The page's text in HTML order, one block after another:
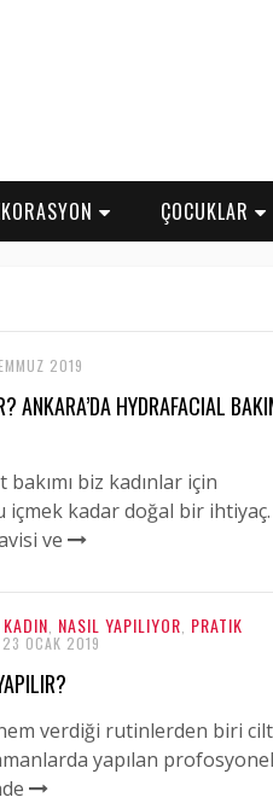
ÇOCUKLAR
2019
ANKARA’DA HYDRAFACIAL
biz kadınlar için
içmek kadar doğal bir ihtiyaç.
ve
KADIN NASIL YAPILIYOR PRATIK
OCAK 2019
verdiği rutinlerden biri cilt
yapılan profosyonel